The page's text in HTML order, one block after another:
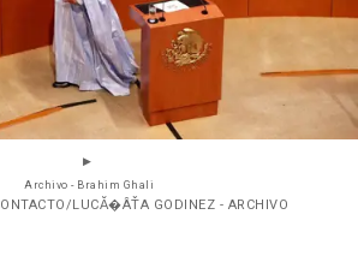
Archivo - Brahim Ghali
LUCĂ�ÂŤA GODINEZ - ARCHIVO